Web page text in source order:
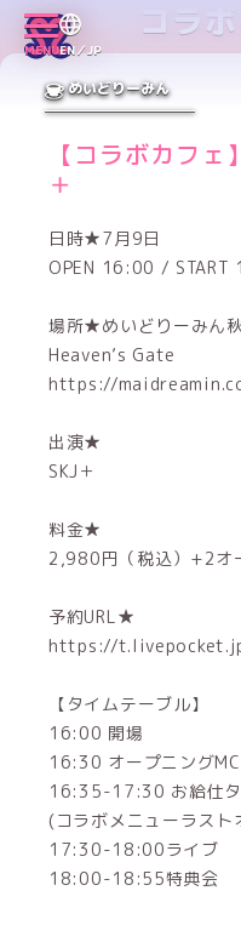
MENUEN／JP
めいどりーみん
コラ
【コラボカフ
＋
日時★7月9日
OPEN 16:00 / START
場所★めいどりーみん
Heaven’s Gate
https://
出演★
SKJ＋
料金★
2,980円（税込）+2オ
予約URL★
https://
【タイムテーブル】
16:00 開場
16:30 オープニングMC
16:35-17:30 お給仕
(コラボメニューラス
17:30-18:00ライブ
18:00-18:55特典会